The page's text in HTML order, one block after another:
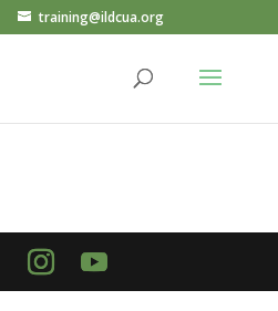
training@ildcua.org